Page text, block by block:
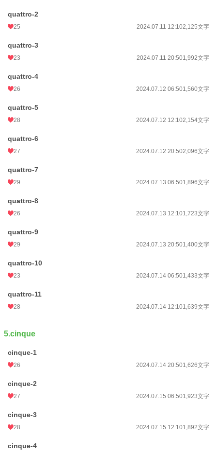
quattro-2
25 2024.07.11 12:102,125文字
quattro-3
23 2024.07.11 20:501,992文字
quattro-4
26 2024.07.12 06:501,560文字
quattro-5
28 2024.07.12 12:102,154文字
quattro-6
27 2024.07.12 20:502,096文字
quattro-7
29 2024.07.13 06:501,896文字
quattro-8
26 2024.07.13 12:101,723文字
quattro-9
29 2024.07.13 20:501,400文字
quattro-10
23 2024.07.14 06:501,433文字
quattro-11
28 2024.07.14 12:101,639文字
5.cinque
cinque-1
26 2024.07.14 20:501,626文字
cinque-2
27 2024.07.15 06:501,923文字
cinque-3
28 2024.07.15 12:101,892文字
cinque-4